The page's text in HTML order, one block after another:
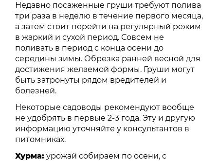
Недавно посаженные груши требуют полива
три раза в неделю в течение первого месяца,
а затем стоит перейти на регулярный режим
в жаркий и сухой период. Совсем не
поливать в период с конца осени до
середины зимы. Обрезка ранней весной для
достижения желаемой формы. Груши могут
быть затронуты рядом вредителей и
болезней.
Некоторые садоводы рекомендуют вообще
не удобрять в первые 2-3 года. Эту и другую
информацию уточняйте у консультантов в
питомниках.
Хурма: урожай собираем по осени, с